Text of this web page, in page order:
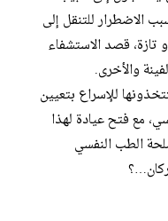
الاضطرار للتنقل إلى
قصد الاستشفاء
والأخرى.
للإسراع بتعيين
مع فتح عيادة لهذا
الطب النفسي